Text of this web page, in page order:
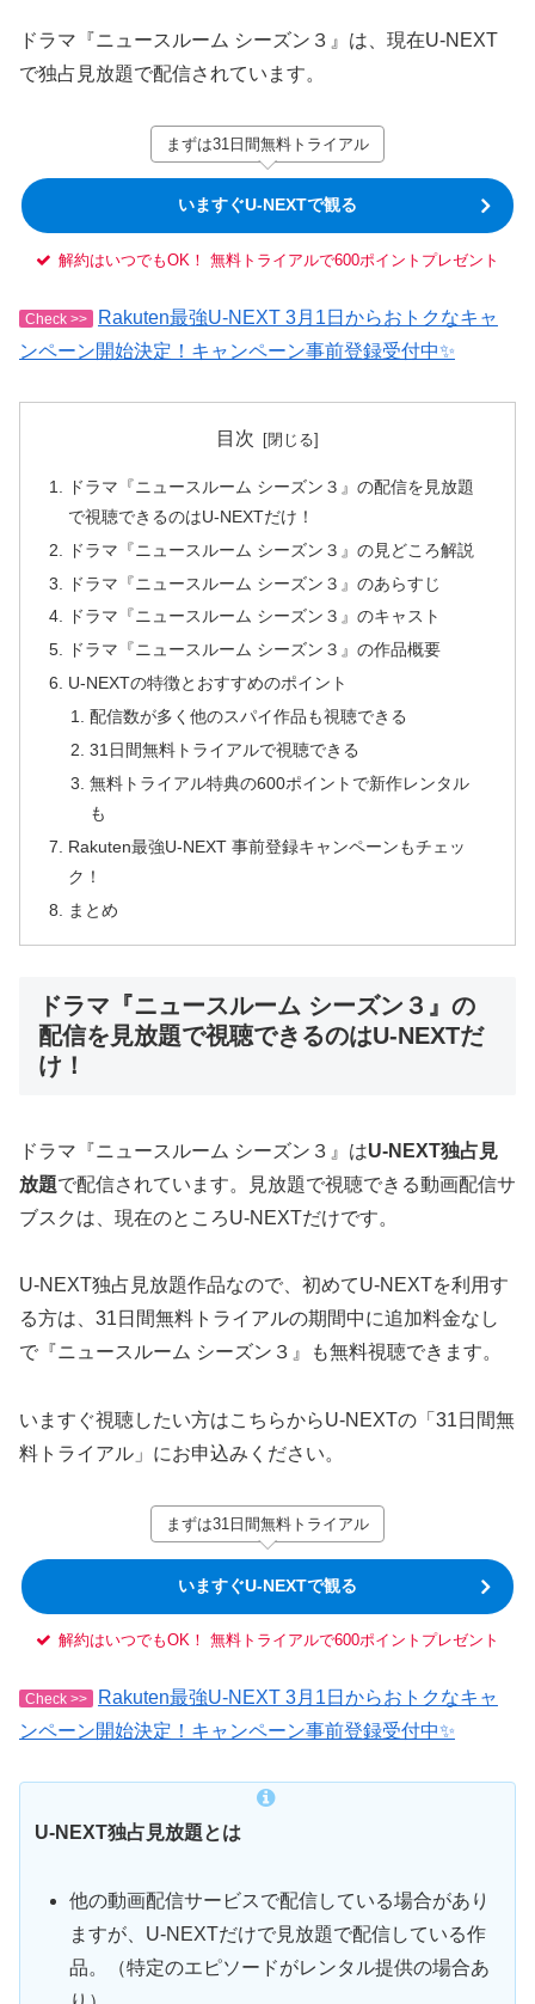
ドラマ『ニュースルーム シーズン３』は、現在U-NEXT
で独占見放題で配信されています。
まずは31日間無料トライアル
いますぐU-NEXTで観る
解約はいつでもOK！ 無料トライアルで600ポイントプレゼント
Check >>
Rakuten最強U-NEXT 3月1日からおトクなキャ
ンペーン開始決定！キャンペーン事前登録受付中✨
目次
ドラマ『ニュースルーム シーズン３』の配信を見放題
で視聴できるのはU-NEXTだけ！
ドラマ『ニュースルーム シーズン３』の見どころ解説
ドラマ『ニュースルーム シーズン３』のあらすじ
ドラマ『ニュースルーム シーズン３』のキャスト
ドラマ『ニュースルーム シーズン３』の作品概要
U-NEXTの特徴とおすすめのポイント
配信数が多く他のスパイ作品も視聴できる
31日間無料トライアルで視聴できる
無料トライアル特典の600ポイントで新作レンタル
も
Rakuten最強U-NEXT 事前登録キャンペーンもチェッ
ク！
まとめ
ドラマ『ニュースルーム シーズン３』の
配信を見放題で視聴できるのはU-NEXTだ
け！
ドラマ『ニュースルーム シーズン３』はU-NEXT独占見
放題で配信されています。見放題で視聴できる動画配信サ
ブスクは、現在のところU-NEXTだけです。
U-NEXT独占見放題作品なので、初めてU-NEXTを利用す
る方は、31日間無料トライアルの期間中に追加料金なし
で『ニュースルーム シーズン３』も無料視聴できます。
いますぐ視聴したい方はこちらからU-NEXTの「31日間無
料トライアル」にお申込みください。
まずは31日間無料トライアル
いますぐU-NEXTで観る
解約はいつでもOK！ 無料トライアルで600ポイントプレゼント
Check >>
Rakuten最強U-NEXT 3月1日からおトクなキャ
ンペーン開始決定！キャンペーン事前登録受付中✨
U-NEXT独占見放題とは
他の動画配信サービスで配信している場合があり
ますが、U-NEXTだけで見放題で配信している作
品。（特定のエピソードがレンタル提供の場合あ